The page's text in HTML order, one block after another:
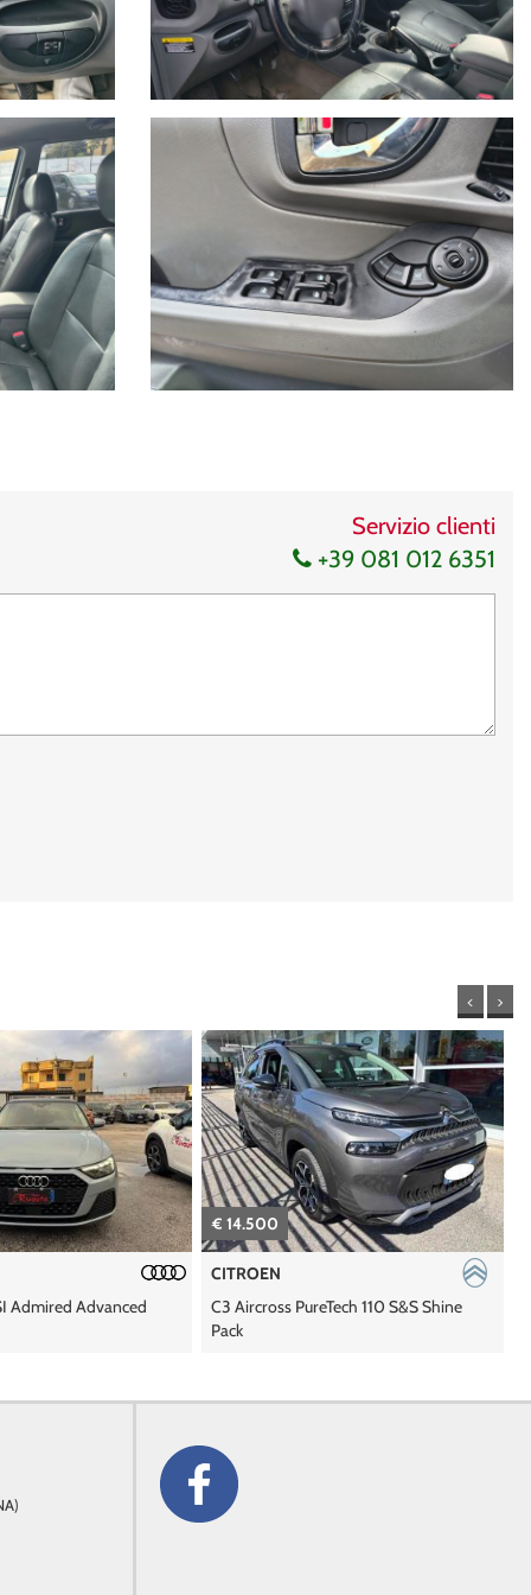
ogni responsabilità per eventuali incongruenze, che non
Servizio clienti
+39 081 012 6351
< >
110 S&S Shine
€ 12.490
CITROEN
C3 Aircross BlueHDi 110 S&S Shine